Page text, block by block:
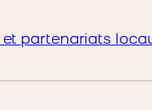
et partenariats